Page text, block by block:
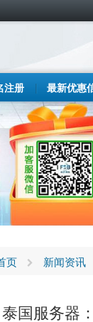
注册 最新优惠
页 新闻资讯
泰国服务器